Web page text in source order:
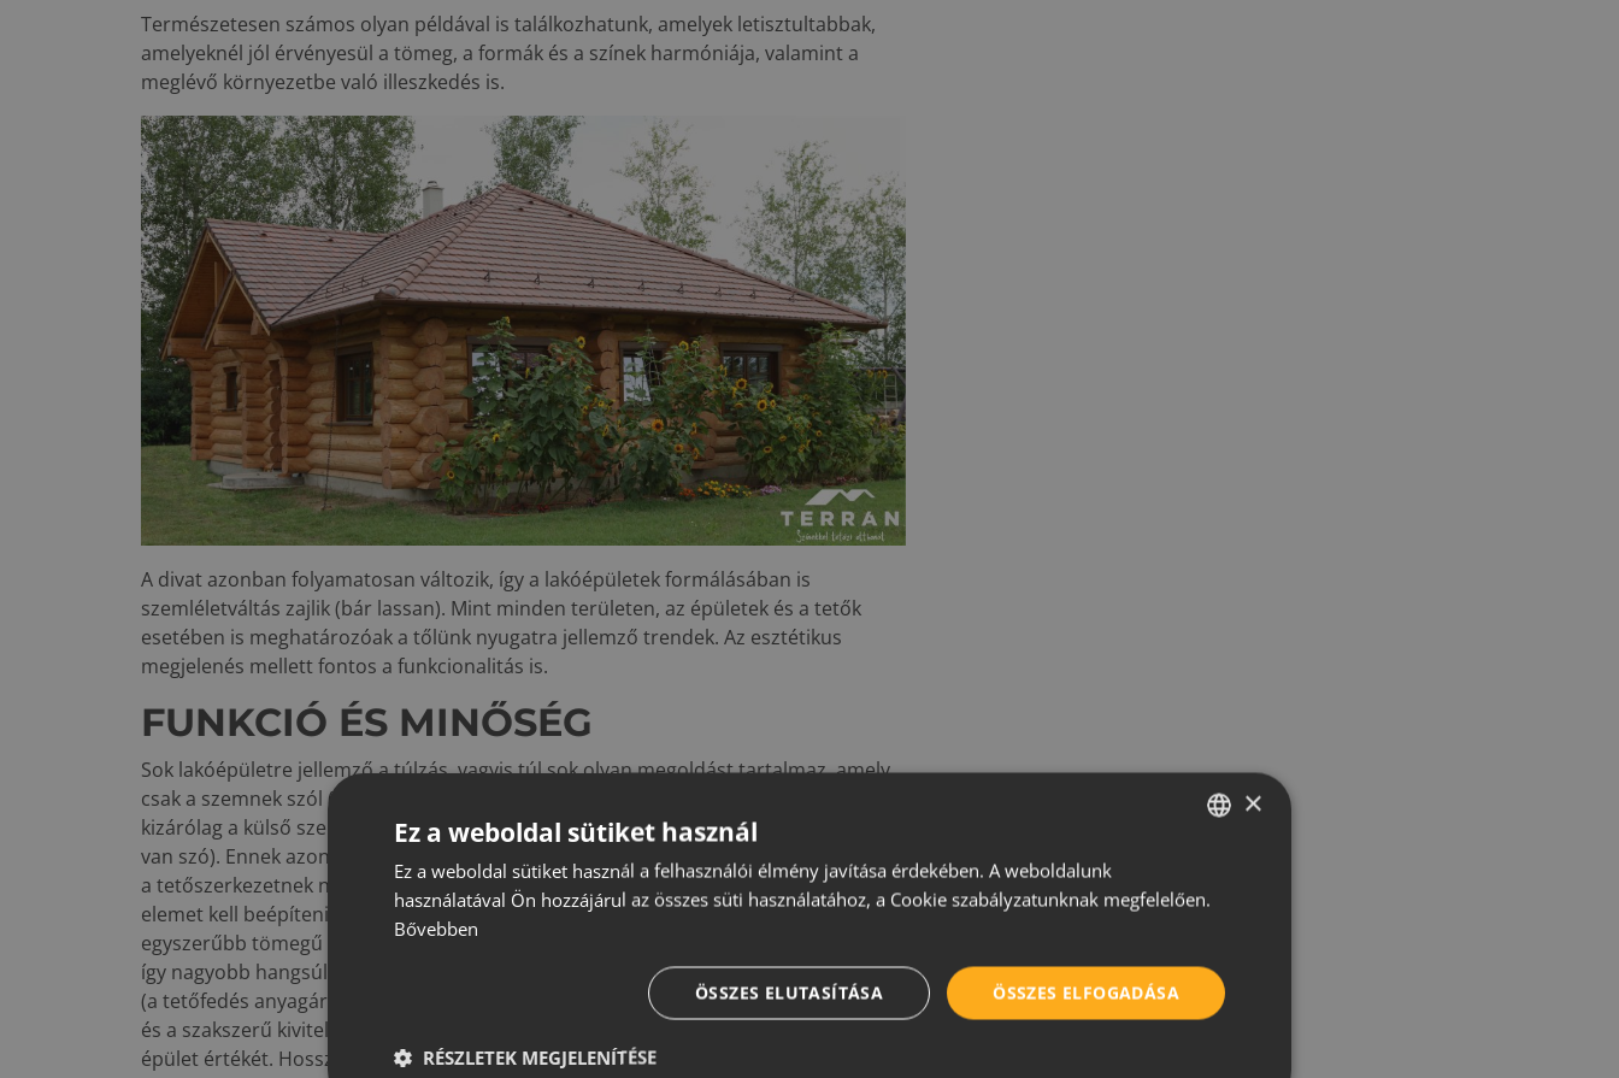
Természetesen számos olyan példával is találkozhatunk, amelyek letisztultabbak,
amelyeknél jól érvényesül a tömeg, a formák és a színek harmóniája, valamint a
meglévő környezetbe való illeszkedés is.
A divat azonban folyamatosan változik, így a lakóépületek formálásában is
szemléletváltás zajlik (bár lassan). Mint minden területen, az épületek és a tetők
esetében is meghatározóak a tőlünk nyugatra jellemző trendek. Az esztétikus
megjelenés mellett fontos a funkcionalitás is.
FUNKCIÓ ÉS MINŐSÉG
Sok lakóépületre jellemző a túlzás, vagyis túl sok olyan megoldást tartalmaz, amely
csak a szemnek szól (akár a belső lakótér ideális hasznosítását is feláldozva). Mintha
kizárólag a külső szemlélő figyelmének felkeltése lenne a cél (sokszor valóban erről
van szó). Ennek azonban ára van. A bonyolult tetőformák kialakítása eleve drágább:
a tetőszerkezetnek nagyobb a felülete, így az anyagszükséglete, több kiegészítő
elemet kell beépíteni, és az építési munka összetettebb, hosszabb ideig tart. Az
egyszerűbb tömegű tetők kevesebb anyagból és rövidebb idő alatt megépíthetők,
így nagyobb hangsúlyt fektethetünk a minőségre: a minőségi anyagok használatára
(a tetőfedés anyagára, a tetőfóliára, a kiegészítőkre és az ereszcsatorna-rendszerre)
és a szakszerű kivitelezésre. A látható minőség pedig mindig növeli a tető és az
épület értékét. Hosszasan lehetne sorolni az egyszerűbb tömegalakítás előnyeit,
CROATIAN
SERBIAN
×
Ez a weboldal sütiket használ
Ez a weboldal sütiket használ a felhasználói élmény javítása érdekében. A weboldalunk
használatával Ön hozzájárul az összes süti használatához, a Cookie szabályzatunknak megfelelően.
Bővebben
ÖSSZES ELFOGADÁSA
ÖSSZES ELUTASÍTÁSA
RÉSZLETEK MEGJELENÍTÉSE